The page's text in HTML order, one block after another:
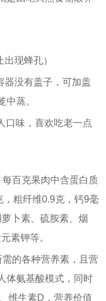
现蜂孔）
器没有盖子，可加盖
中蒸。
口味，喜欢吃老一点
百克果肉中含蛋白质
粗纤维0.9克，钙9毫
卜素、硫胺素、烟
素钾等。
的各种营养素，且营
体氨基酸模式，同时
维生素D，营养价值